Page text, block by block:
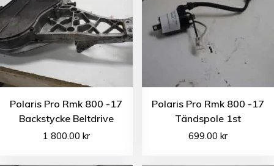
Polaris Pro Rmk 800 -17
Backstycke Beltdrive
1 800.00 kr
Polaris Pro Rmk 800 -17
Tändspole 1st
699.00 kr